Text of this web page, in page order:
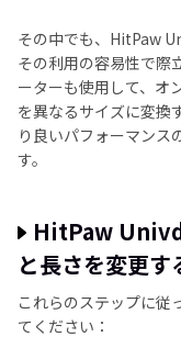
その中でも、HitPaw
その利用の容易性で際
ーターも使用して、オ
を異なるサイズに変換
り良いパフォーマンス
す。
HitPaw Univd
と長さを変更す
これらのステップに従
てください：